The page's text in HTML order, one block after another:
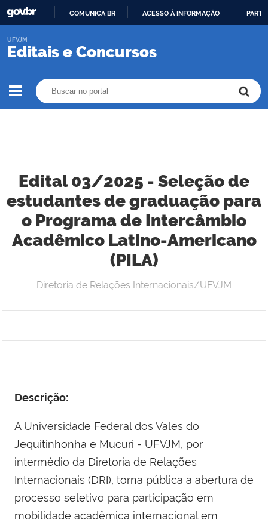
O
COMUNICA BR ACESSO À INFORMAÇÃO
Editais e Concursos
UFVJM
Edital 03/2025 - Seleção de
estudantes de graduação para
o Programa de Intercâmbio
Acadêmico Latino-Americano
(PILA)
Diretoria de Relações Internacionais/UFVJM
Descrição:
A Universidade Federal dos Vales do
Jequitinhonha e Mucuri - UFVJM, por
intermédio da Diretoria de Relações
Internacionais (DRI), torna pública a abertura de
processo seletivo para participação em
mobilidade acadêmica internacional em